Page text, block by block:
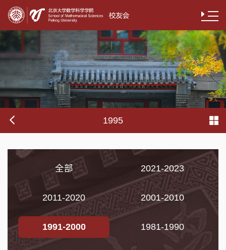
1995
全部 2021-2023
2011-2020 2001-2010
1991-2000 1981-1990